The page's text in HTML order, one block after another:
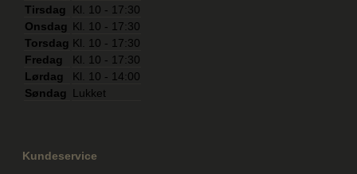
Tirsdag
Kl. 10 - 17:30
Onsdag Kl. 10 - 17:30
Torsdag Kl. 10 - 17:30
Fredag
Kl. 10 - 17:30
Lørdag
Kl. 10 - 14:00
Søndag
Lukket
Kundeservice